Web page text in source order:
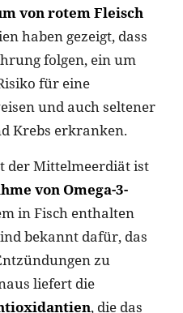
von rotem Fleisch
haben gezeigt, dass
folgen, ein um
für eine
und auch seltener
Krebs erkranken.
der Mittelmeerdiät ist
von Omega-3-
in Fisch enthalten
bekannt dafür, das
zu
liefert die
, die das